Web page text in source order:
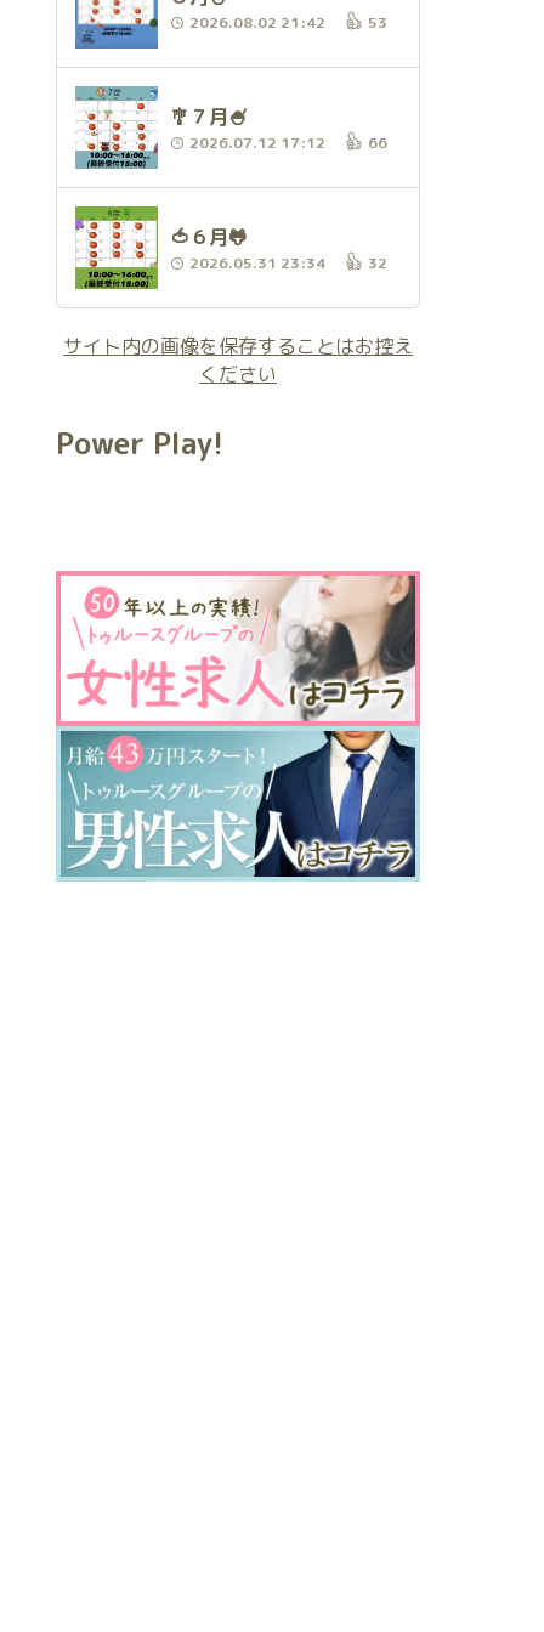
2026.08.02 21:42 53
🎐７月🍧
2026.07.12 17:12 66
🍅６月🐸
2026.05.31 23:34 32
サイト内の画像を保存することはお控え
ください
Power Play!